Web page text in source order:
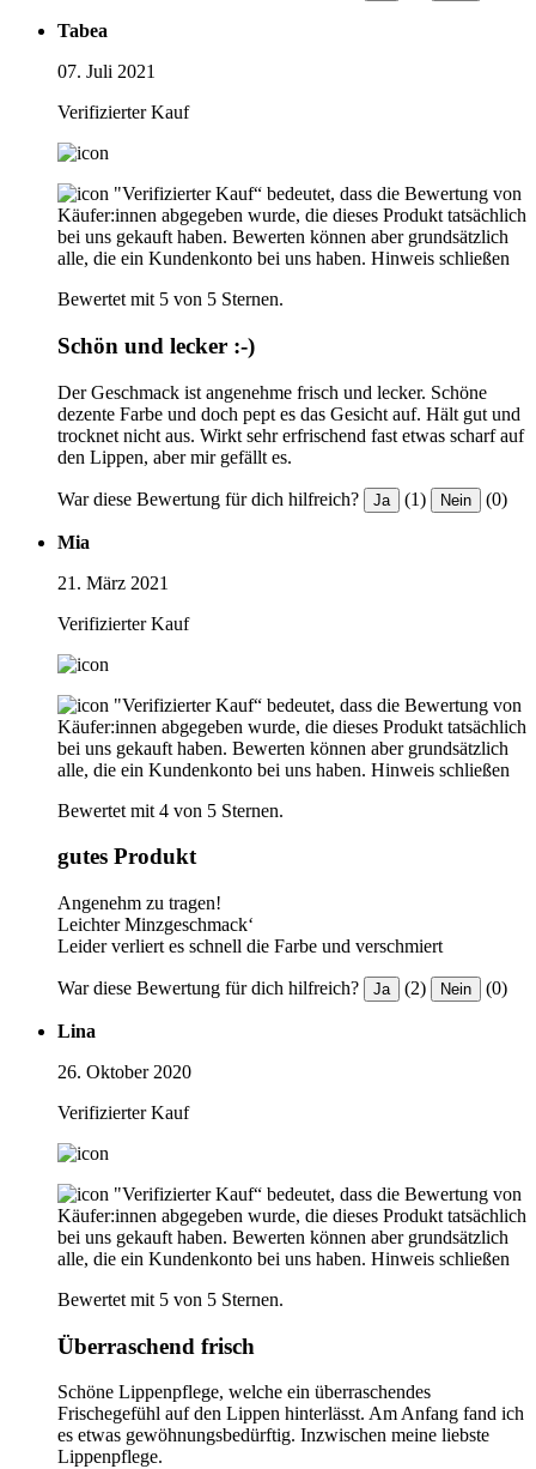
Tabea
07. Juli 2021
Verifizierter Kauf
"Verifizierter Kauf“ bedeutet, dass die Bewertung von
Käufer:innen abgegeben wurde, die dieses Produkt tatsächlich
bei uns gekauft haben. Bewerten können aber grundsätzlich
alle, die ein Kundenkonto bei uns haben. Hinweis schließen
Bewertet mit 5 von 5 Sternen.
Schön und lecker :-)
Der Geschmack ist angenehme frisch und lecker. Schöne
dezente Farbe und doch pept es das Gesicht auf. Hält gut und
trocknet nicht aus. Wirkt sehr erfrischend fast etwas scharf auf
den Lippen, aber mir gefällt es.
War diese Bewertung für dich hilfreich? Ja (1) Nein (0)
Mia
21. März 2021
Verifizierter Kauf
"Verifizierter Kauf“ bedeutet, dass die Bewertung von
Käufer:innen abgegeben wurde, die dieses Produkt tatsächlich
bei uns gekauft haben. Bewerten können aber grundsätzlich
alle, die ein Kundenkonto bei uns haben. Hinweis schließen
Bewertet mit 4 von 5 Sternen.
gutes Produkt
Angenehm zu tragen!
Leichter Minzgeschmack‘
Leider verliert es schnell die Farbe und verschmiert
War diese Bewertung für dich hilfreich? Ja (2) Nein (0)
Lina
26. Oktober 2020
Verifizierter Kauf
"Verifizierter Kauf“ bedeutet, dass die Bewertung von
Käufer:innen abgegeben wurde, die dieses Produkt tatsächlich
bei uns gekauft haben. Bewerten können aber grundsätzlich
alle, die ein Kundenkonto bei uns haben. Hinweis schließen
Bewertet mit 5 von 5 Sternen.
Überraschend frisch
Schöne Lippenpflege, welche ein überraschendes
Frischegefühl auf den Lippen hinterlässt. Am Anfang fand ich
es etwas gewöhnungsbedürftig. Inzwischen meine liebste
Lippenpflege.